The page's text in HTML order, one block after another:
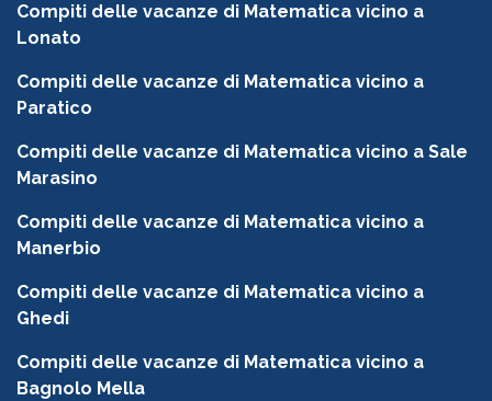
Compiti delle vacanze di Matematica vicino a
Lonato
Compiti delle vacanze di Matematica vicino a
Paratico
Compiti delle vacanze di Matematica vicino a Sale
Marasino
Compiti delle vacanze di Matematica vicino a
Manerbio
Compiti delle vacanze di Matematica vicino a
Ghedi
Compiti delle vacanze di Matematica vicino a
Bagnolo Mella